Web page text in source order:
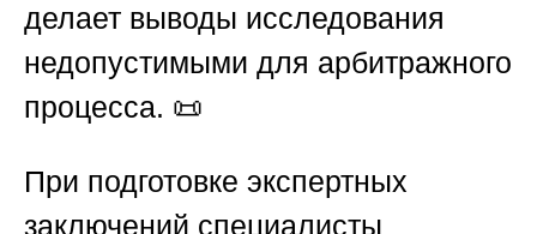
делает выводы исследования
недопустимыми для арбитражного
процесса. 📜
При подготовке экспертных
заключений специалисты